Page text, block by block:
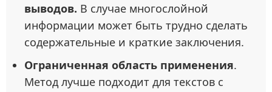
выводов. В случае многослойной
информации может быть трудно сделать
содержательные и краткие заключения.
Ограниченная область применения.
Метод лучше подходит для текстов с